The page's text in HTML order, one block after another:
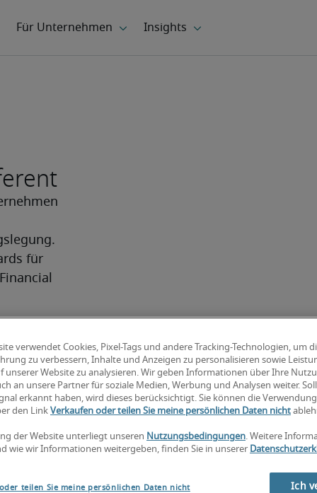
für
zu
als
verwendet Cookies, Pixel-Tags und andere Tracking-Technologien, um
zu verbessern, Inhalte und Anzeigen zu personalisieren sowie
unserer Website zu analysieren. Wir geben Informationen über Ihre
an unsere Partner für soziale Medien, Werbung und Analysen weiter.
erkannt haben, wird dieses berücksichtigt. Sie können die
den Link Verkaufen oder teilen Sie meine persönlichen Daten nicht
der Website unterliegt unseren Nutzungsbedingungen. Weitere
wie wir Informationen weitergeben, finden Sie in unserer
teilen Sie meine persönlichen Daten nicht Ich